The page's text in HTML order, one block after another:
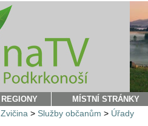
REGIONY MÍSTNÍ STRÁNKY
Zvičina > Služby občanům > Úřady